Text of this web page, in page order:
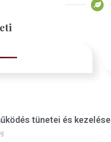
tünetei és kezelése